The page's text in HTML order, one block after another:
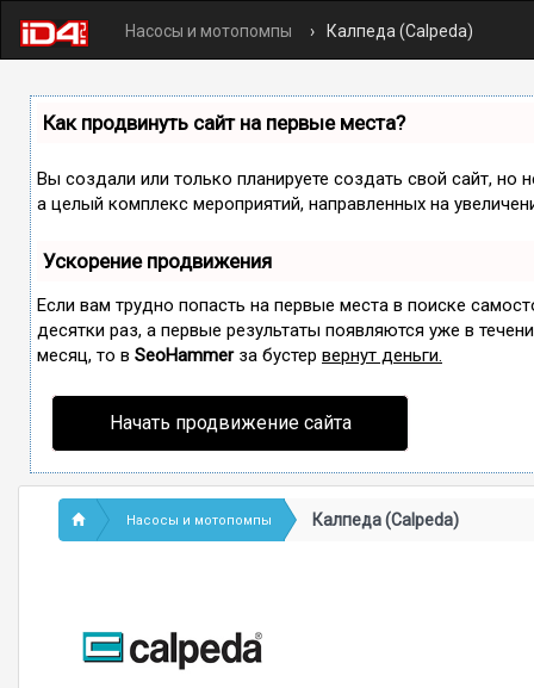
Насосы и мотопомпы Калпеда (Calpeda)
Как продвинуть сайт на первые места?
Вы создали или только планируете создать свой сайт, но
а целый комплекс мероприятий, направленных на
Ускорение продвижения
Если вам трудно попасть на первые места в поиске
десятки раз, а первые результаты появляются уже в
месяц, то в SeoHammerза бустер вернут деньги.
Начать продвижение сайта
Насосы и мотопомпы Калпеда (Calpeda)